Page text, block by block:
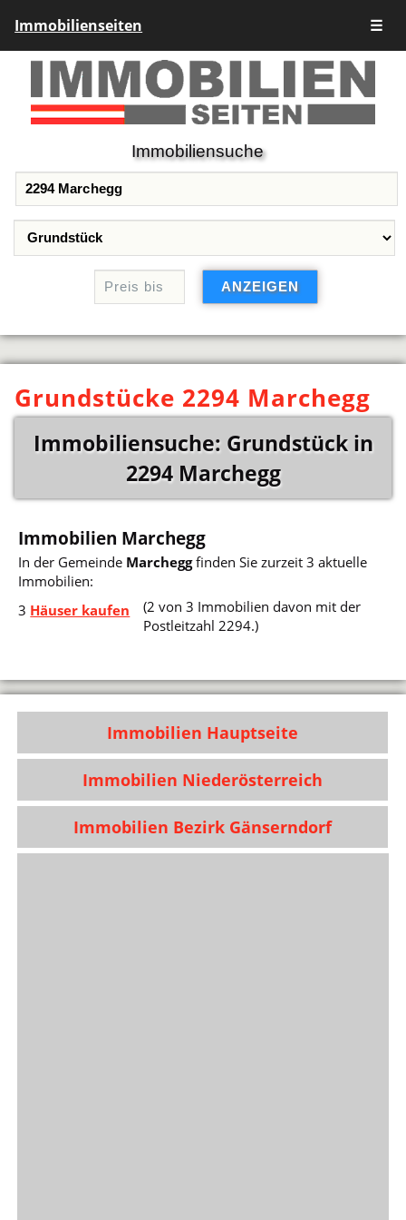
Immobilienseiten ☰
Immobiliensuche
Grundstücke 2294 Marchegg
Immobiliensuche: Grundstück in
2294 Marchegg
Immobilien Marchegg
In der Gemeinde Marcheggfinden Sie zurzeit 3 aktuelle
Immobilien:
3 Häuser kaufen
(2 von 3 Immobilien davon mit der
Postleitzahl 2294.)
Immobilien Hauptseite
Immobilien Niederösterreich
Immobilien Bezirk Gänserndorf